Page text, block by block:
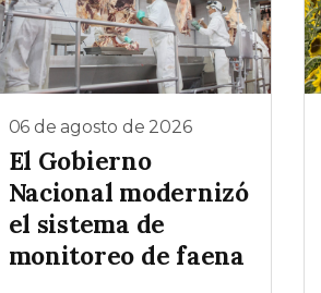
06 de agosto de 2026
El Gobierno
Nacional modernizó
el sistema de
monitoreo de faena